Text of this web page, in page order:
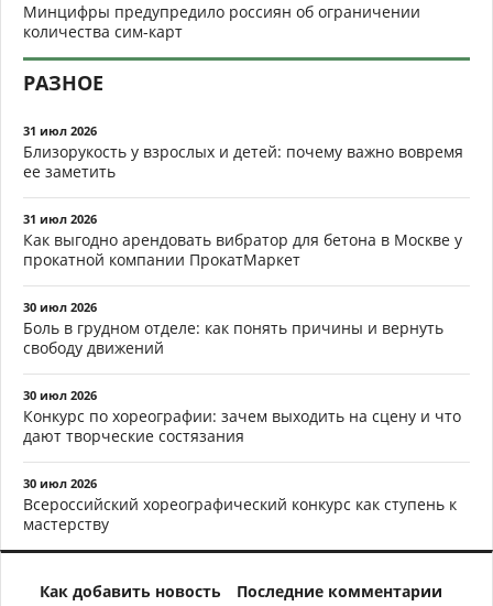
Минцифры предупредило россиян об ограничении
количества сим-карт
РАЗНОЕ
31 июл 2026
Близорукость у взрослых и детей: почему важно вовремя
ее заметить
31 июл 2026
Как выгодно арендовать вибратор для бетона в Москве у
прокатной компании ПрокатМаркет
30 июл 2026
Боль в грудном отделе: как понять причины и вернуть
свободу движений
30 июл 2026
Конкурс по хореографии: зачем выходить на сцену и что
дают творческие состязания
30 июл 2026
Всероссийский хореографический конкурс как ступень к
мастерству
Как добавить новость Последние комментарии